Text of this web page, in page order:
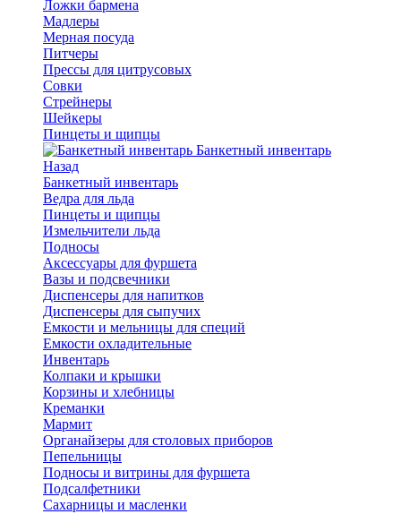
Ложки бармена
Мадлеры
Мерная посуда
Питчеры
Прессы для цитрусовых
Совки
Стрейнеры
Шейкеры
Пинцеты и щипцы
Банкетный инвентарь
Назад
Банкетный инвентарь
Ведра для льда
Пинцеты и щипцы
Измельчители льда
Подносы
Аксессуары для фуршета
Вазы и подсвечники
Диспенсеры для напитков
Диспенсеры для сыпучих
Емкости и мельницы для специй
Емкости охладительные
Инвентарь
Колпаки и крышки
Корзины и хлебницы
Креманки
Мармит
Органайзеры для столовых приборов
Пепельницы
Подносы и витрины для фуршета
Подсалфетники
Сахарницы и масленки